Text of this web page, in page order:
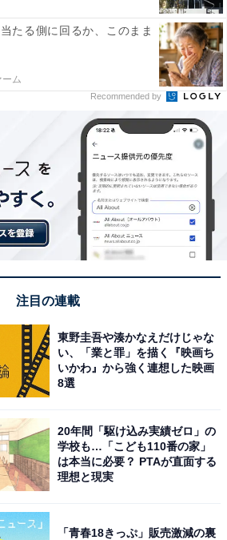
体すると発表している。当時の「車
博物館をつくって保存をすればい
しとなったかどうかは不明だが、
地の奥深くで眠っていた小田急の
開するミュージアムができること
んなものがある？
とだが、展示が予定される車両は
たる側に回るか、このまま
ム
Recommended by
注目の連載
東野圭吾や湊かなえだけじゃな
い、「業と罪」を描く『映画ち
いかわ』から強く連想した映画
8選
20年間「駆け込み実績ゼロ」の
学校も…「こども110番の家」
は本当に必要？ PTAが直面する
理想と現実
「青春18きっぷ」販売激減の裏